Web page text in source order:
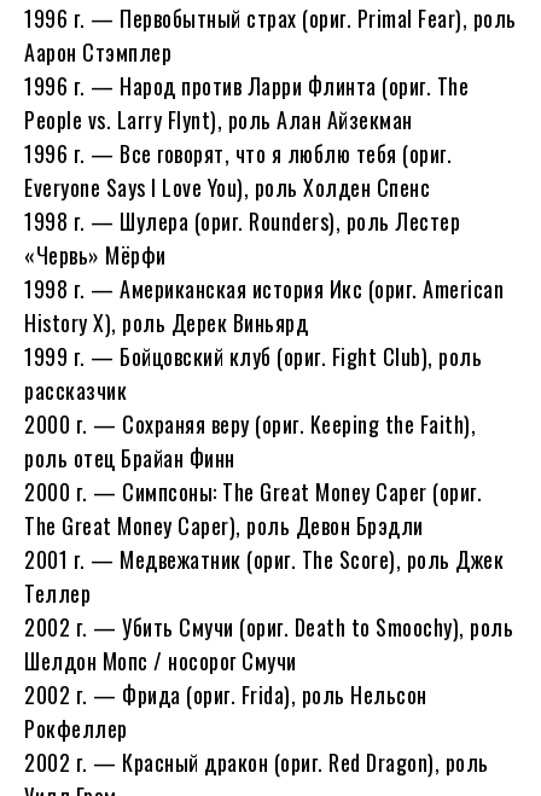
1996 г. — Первобытный страх (ориг. Primal Fear), роль
Аарон Стэмплер
1996 г. — Народ против Ларри Флинта (ориг. The
People vs. Larry Flynt), роль Алан Айзекман
1996 г. — Все говорят, что я люблю тебя (ориг.
Everyone Says I Love You), роль Холден Спенс
1998 г. — Шулера (ориг. Rounders), роль Лестер
«Червь» Мёрфи
1998 г. — Американская история Икс (ориг. American
History X), роль Дерек Виньярд
1999 г. — Бойцовский клуб (ориг. Fight Club), роль
рассказчик
2000 г. — Сохраняя веру (ориг. Keeping the Faith),
роль отец Брайан Финн
2000 г. — Симпсоны: The Great Money Caper (ориг.
The Great Money Caper), роль Девон Брэдли
2001 г. — Медвежатник (ориг. The Score), роль Джек
Теллер
2002 г. — Убить Смучи (ориг. Death to Smoochy), роль
Шелдон Мопс / носорог Смучи
2002 г. — Фрида (ориг. Frida), роль Нельсон
Рокфеллер
2002 г. — Красный дракон (ориг. Red Dragon), роль